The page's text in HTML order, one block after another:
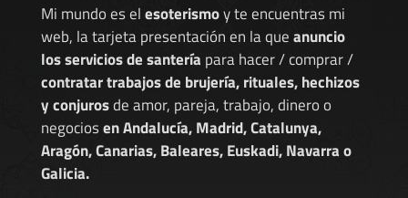
Mi mundo es elesoterismoy te encuentras mi
web, la tarjeta presentación en la queanuncio
los servicios de santería para hacer / comprar /
contratar trabajos de brujería, rituales, hechizos
y conjurosde amor, pareja, trabajo, dinero o
negociosen Andalucía, Madrid, Catalunya,
Aragón, Canarias, Baleares, Euskadi, Navarra o
Galicia.